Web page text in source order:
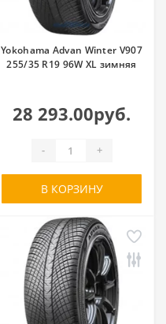
Yokohama Advan Winter V907
255/35 R19 96W XL зимняя
28 293.00руб.
- +
В КОРЗИНУ